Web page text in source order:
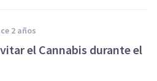
2 años
el Cannabis durante el